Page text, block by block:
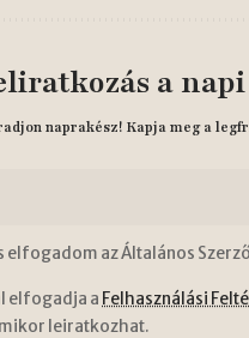
a
naprakész! Kapja meg a
elfogadom az Általános
elfogadja a Felhasználási
leiratkozhat.